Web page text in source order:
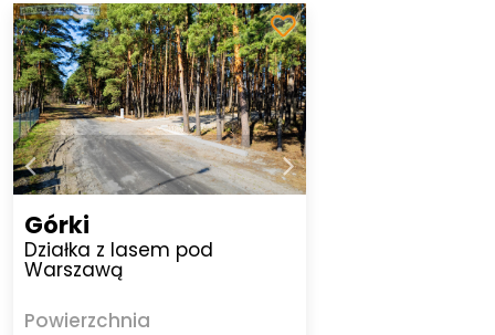
Górki
Działka z lasem pod
Warszawą
Powierzchnia